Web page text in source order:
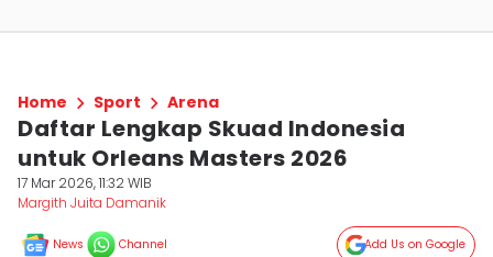
Home Sport Arena
Daftar Lengkap Skuad Indonesia
untuk Orleans Masters 2026
17 Mar 2026, 11:32 WIB
Margith Juita Damanik
News Channel Add Us on Google